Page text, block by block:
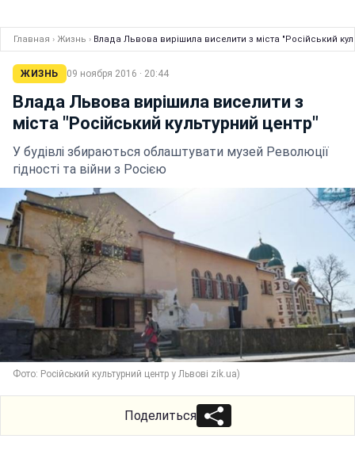
Главная › Жизнь › Влада Львова вирішила виселити з міста "Російський
ЖИЗНЬ 09 ноября 2016 · 20:44
Влада Львова вирішила виселити з
міста "Російський культурний центр"
У будівлі збираються облаштувати музей Революції
гідності та війни з Росією
Фото: Російський культурний центр у Львові zik.ua)
Поделиться